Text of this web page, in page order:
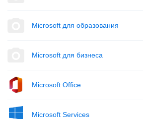
Microsoft для образования
Microsoft для бизнеса
Microsoft Office
Microsoft Services